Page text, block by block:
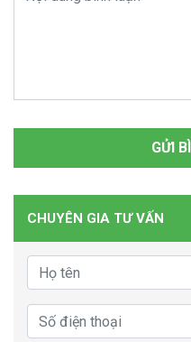
CHUYÊN GIA TƯ VẤN